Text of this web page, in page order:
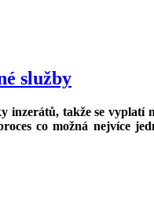
služby
inzerátů, takže se
co možná nejvíce